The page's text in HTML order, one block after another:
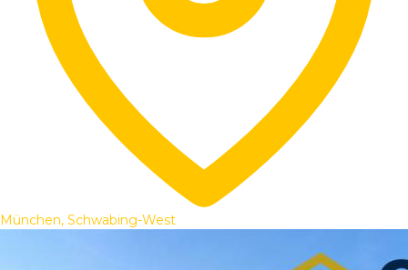
München, Schwabing-West